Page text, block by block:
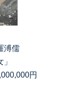
郎
壷」
円